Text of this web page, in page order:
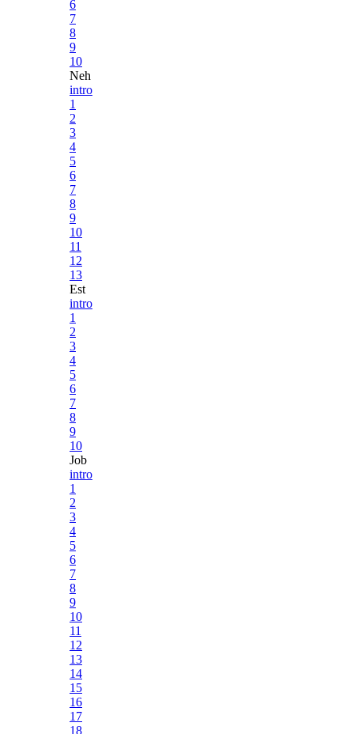
6
7
8
9
10
Neh
intro
1
2
3
4
5
6
7
8
9
10
11
12
13
Est
intro
1
2
3
4
5
6
7
8
9
10
Job
intro
1
2
3
4
5
6
7
8
9
10
11
12
13
14
15
16
17
18